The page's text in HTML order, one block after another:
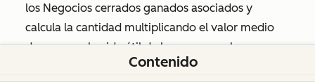
los Negocios cerrados ganados asociados y
calcula la cantidad multiplicando el valor medio
de compra, la vida útil de la empresa y la
frecuencia de compra.Contenido